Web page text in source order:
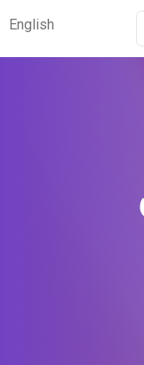
English
English